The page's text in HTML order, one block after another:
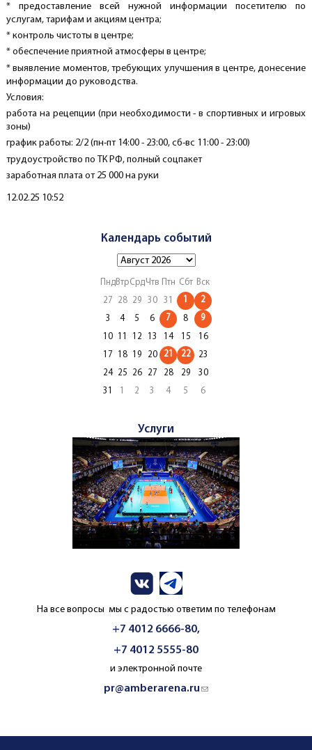
* предоставление всей нужной информации посетителю по
услугам, тарифам и акциям центра;
* контроль чистоты в центре;
* обеспечение приятной атмосферы в центре;
* выявление моментов, требующих улучшения в центре, донесение
информации до руководства.
Условия:
работа на рецепции (при необходимости - в спортивных и игровых
зоны)
график работы: 2/2 (пн-пт 14:00 - 23:00, сб-вс 11:00 - 23:00)
трудоустройство по ТК РФ, полный соцпакет
заработная плата от 25 000 на руки
Вакансия размещена
12.02.25 10:52
Календарь событий
ПндВтрСрдЧтв Птн Сбт Вск
27
28 29 30 31 1 2
3 4 5 6 7 8 9
10 12 13 14 15
16
17
18 19 20 21 22
23
24
25 26 27 28 29
30
31
2 3 4 5 6
Услуги
На все вопросы мы с радостью ответим по телефонам
+7 4012 6666-80,
+7 4012 5555-80
и электронной почте
pr@amberarena.ru(link sends e-mail)